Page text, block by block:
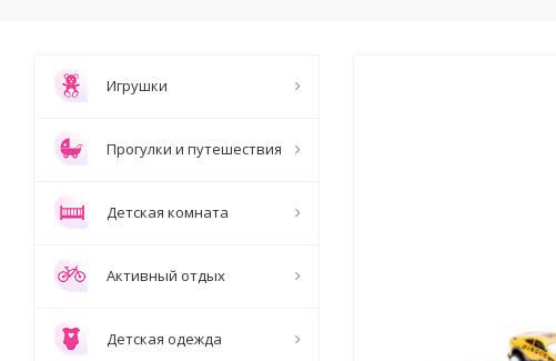
Игрушки
Прогулки и путешествия
Детская комната
Активный отдых
Детская одежда